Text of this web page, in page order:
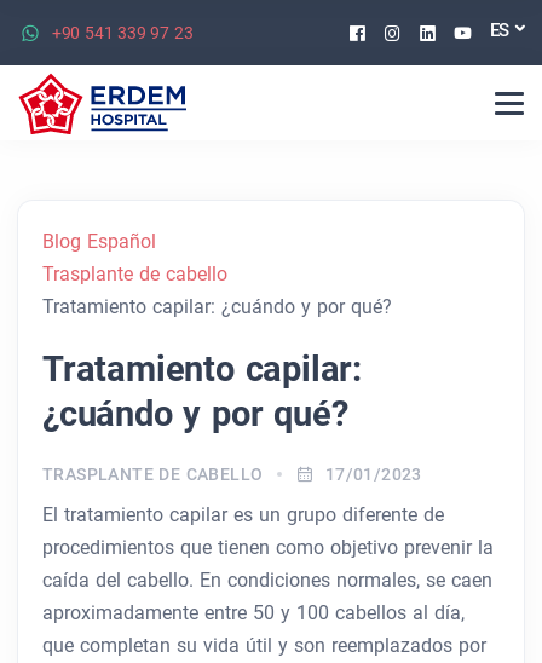
+90 541 339 97 23 Facebook
Instagram
Linkedin
ES
Blog Español
Trasplante de cabello
Tratamiento capilar: ¿cuándo y por qué?
Tratamiento capilar:
¿cuándo y por qué?
TRASPLANTE DE CABELLO 17/01/2023
El tratamiento capilar es un grupo diferente de
procedimientos que tienen como objetivo prevenir la
caída del cabello. En condiciones normales, se caen
aproximadamente entre 50 y 100 cabellos al día,
que completan su vida útil y son reemplazados por